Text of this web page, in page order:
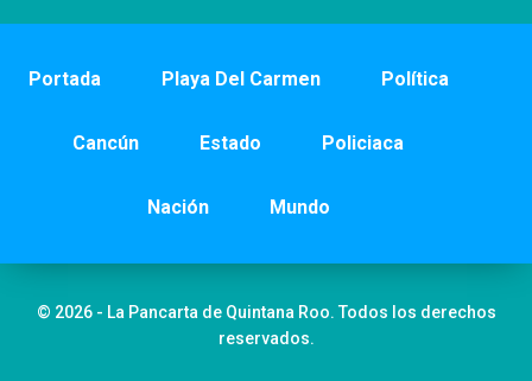
Portada Playa Del Carmen Política
Cancún Estado Policiaca
Nación Mundo
© 2026 - La Pancarta de Quintana Roo. Todos los derechos
reservados.